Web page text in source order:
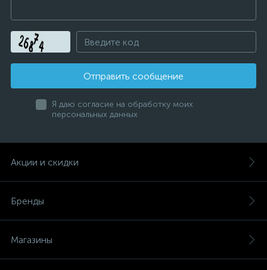
Отправить сообщение
Я даю согласие на обработку моих
персональных данных
Акции и скидки
Бренды
Магазины